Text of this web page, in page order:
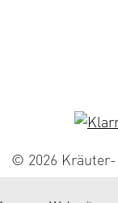
© 2026 Kräuter-